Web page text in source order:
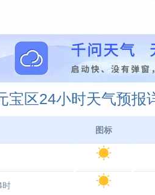
宝区24小时天气预报
图标
时